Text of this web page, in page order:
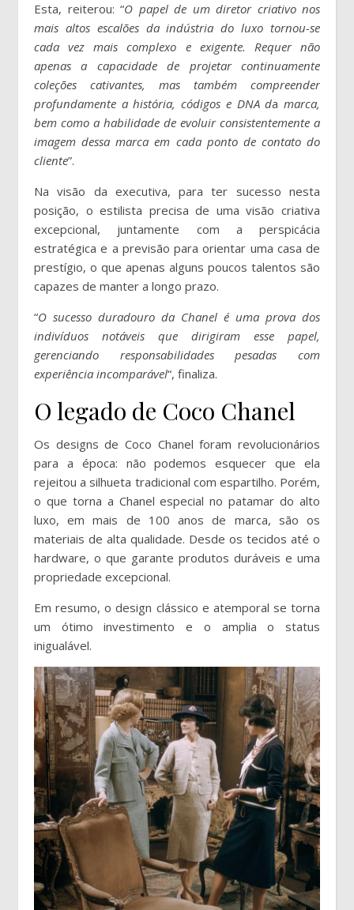
Esta, reiterou: “O papel de um diretor criativo nos
mais altos escalões da indústria do luxo tornou-se
cada vez mais complexo e exigente. Requer não
apenas a capacidade de projetar continuamente
coleções cativantes, mas também compreender
profundamente a história, códigos e DNA damarca,
bem como a habilidade de evoluir consistentemente a
imagem dessa marca em cada ponto de contato do
cliente”.
Na visão da executiva, para ter sucesso nesta
posição, o estilista precisa de uma visão criativa
excepcional, juntamente com a perspicácia
estratégica e a previsão para orientar uma casa de
prestígio, o que apenas alguns poucos talentos são
capazes de manter a longo prazo.
“O sucesso duradouro da Chanel é uma prova dos
indivíduos notáveis que dirigiram esse papel,
gerenciando responsabilidades pesadas com
experiência incomparável“, finaliza.
O legado de Coco Chanel
Os designs de Coco Chanel foram revolucionários
para a época: não podemos esquecer que ela
rejeitou a silhueta tradicional com espartilho. Porém,
o que torna a Chanel especial no patamar do alto
luxo, em mais de 100 anos de marca, são os
materiais de alta qualidade. Desde os tecidos até o
hardware, o que garante produtos duráveis e uma
propriedade excepcional.
Em resumo, o design clássico e atemporal se torna
um ótimo investimento e o amplia o status
inigualável.